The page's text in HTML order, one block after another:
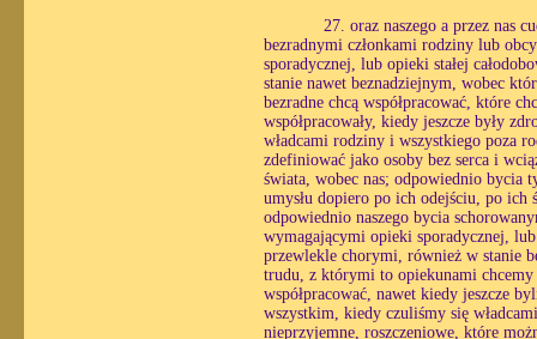
27. oraz naszego a przez nas
bezradnymi członkami rodziny lub
sporadycznej, lub opieki stałej
stanie nawet beznadziejnym, wobec
bezradne chcą współpracować, które
współpracowały, kiedy jeszcze były
władcami rodziny i wszystkiego poza
zdefiniować jako osoby bez serca i
świata, wobec nas; odpowiednio bycia
umysłu dopiero po ich odejściu, po ich
odpowiednio naszego bycia
wymagającymi opieki sporadycznej,
przewlekle chorymi, również w stanie
trudu, z którymi to opiekunami
współpracować, nawet kiedy jeszcze
wszystkim, kiedy czuliśmy się
nieprzyjemne, roszczeniowe, które